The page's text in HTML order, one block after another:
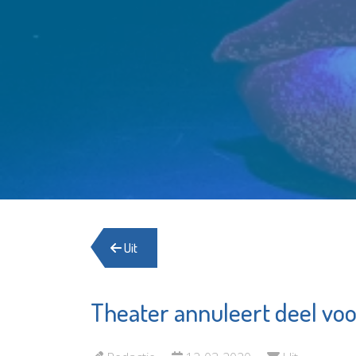
Uit
Theater annuleert deelIrado